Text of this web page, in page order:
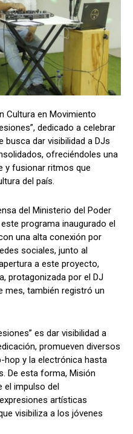
Cultura en Movimiento
dedicado a celebrar
busca dar visibilidad a DJs
ofreciéndoles una
y fusionar ritmos que
del país.
del Ministerio del Poder
programa inaugurado el
una alta conexión por
sociales, junto al
a este proyecto,
protagonizada por el DJ
mes, también registró un
es dar visibilidad a
promueven diversos
hop y la electrónica hasta
De esta forma, Misión
el impulso del
artísticas
visibiliza a los jóvenes